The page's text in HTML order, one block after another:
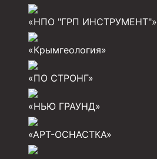
Ерши механические
Скреперы механические
«НПО "ГРП ИНСТРУМЕНТ"»
«Крымгеология»
«ПО СТРОНГ»
«НЬЮ ГРАУНД»
«АРТ-ОСНАСТКА»